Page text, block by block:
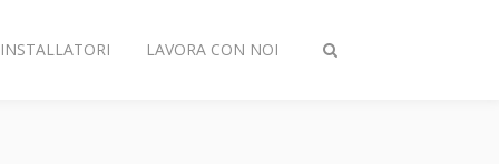
Attiva/disattiva
INSTALLATORI LAVORA CON NOI